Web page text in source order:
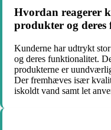
Hvordan reagerer
produkter og
Kunderne har udtrykt
og deres funktionalitet.
produkterne er
Der fremhæves især
iskoldt vand samt let